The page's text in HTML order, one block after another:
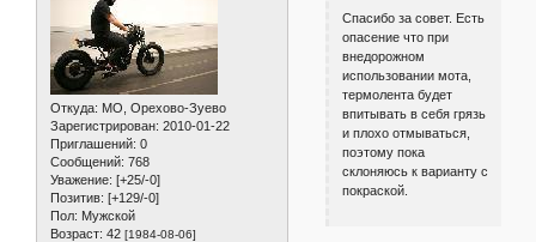
Откуда: МО, Орехово-Зуево
Зарегистрирован: 2010-01-22
Приглашений: 0
Сообщений: 768
Уважение: [+25/-0]
Позитив: [+129/-0]
Пол: Мужской
Возраст: 42 [1984-08-06]
Спасибо за совет. Есть
опасение что при
внедорожном
использовании мота,
термолента будет
впитывать в себя грязь
и плохо отмываться,
поэтому пока
склоняюсь к варианту с
покраской.